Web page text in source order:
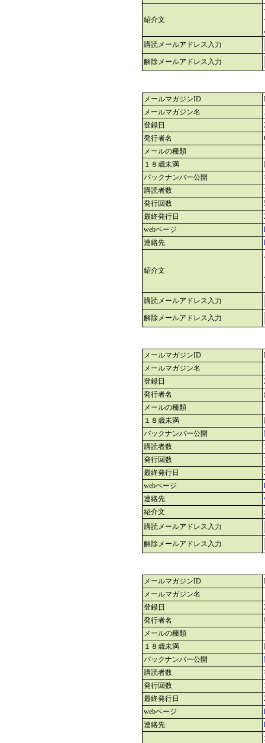
紹介文
購読メールアドレス入力
解除メールアドレス入力
メールマガジンID
メールマガジン名
登録日
発行者名
メールの種類
１８歳未満
バックナンバー公開
購読者数
発行回数
最終発行日
webページ
連絡先
紹介文
購読メールアドレス入力
解除メールアドレス入力
メールマガジンID
メールマガジン名
登録日
発行者名
メールの種類
１８歳未満
バックナンバー公開
購読者数
発行回数
最終発行日
webページ
連絡先
紹介文
購読メールアドレス入力
解除メールアドレス入力
メールマガジンID
メールマガジン名
登録日
発行者名
メールの種類
１８歳未満
バックナンバー公開
購読者数
発行回数
最終発行日
webページ
連絡先